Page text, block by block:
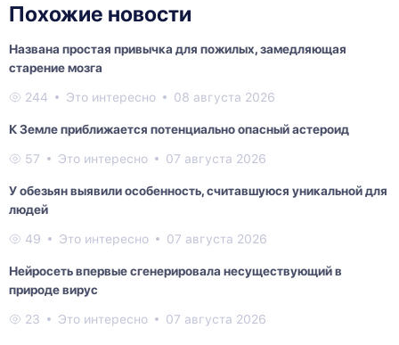
Похожие новости
Названа простая привычка для пожилых, замедляющая
старение мозга
244 Это интересно 08 августа 2026
К Земле приближается потенциально опасный астероид
57 Это интересно 07 августа 2026
У обезьян выявили особенность, считавшуюся уникальной для
людей
49 Это интересно 07 августа 2026
Нейросеть впервые сгенерировала несуществующий в
природе вирус
23 Это интересно 07 августа 2026